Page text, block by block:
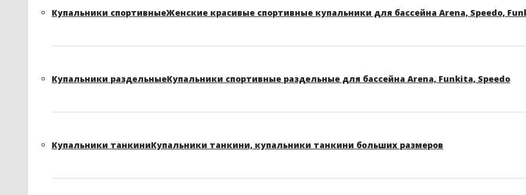
Купальники спортивныеЖенские красивые спортивные купальники для бассейна Arena, Speedo,
Купальники раздельныеКупальники спортивные раздельные для бассейна Arena, Funkita, Speedo
Купальники танкиниКупальники танкини, купальники танкини больших размеров